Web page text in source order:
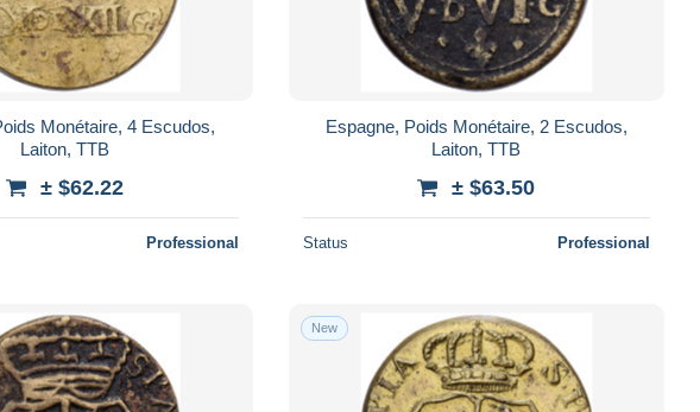
Monétaire, 4 Escudos,
Laiton, TTB
± $62.22
Professional
Espagne, Poids Monétaire, 2 Escudos,
Laiton, TTB
± $63.50
Status Professional
New